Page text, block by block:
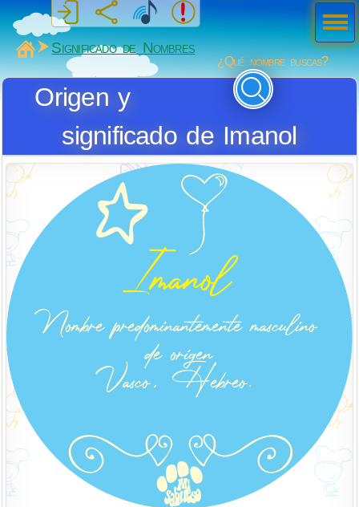
MiSabueso
Significado de Nombres
¿Qué nombre buscas?
Origen y
significado de Imanol
Men
ú